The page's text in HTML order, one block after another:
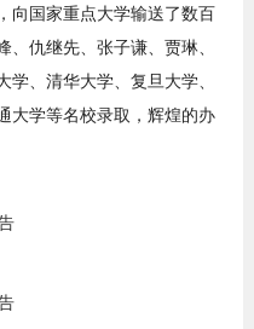
向国家重点大学输送了数百
仇继先、张子谦、贾琳、
、清华大学、复旦大学、
大学等名校录取，辉煌的办